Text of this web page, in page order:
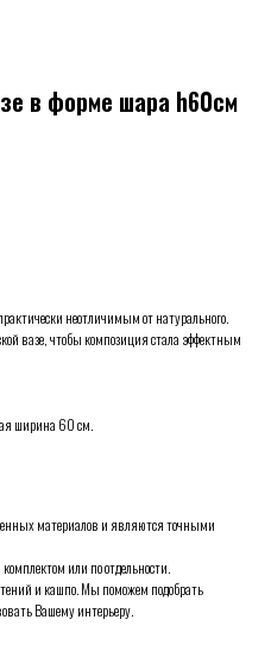
в форме шара h60см
неотличимым от натурального.
вазе, чтобы композиция стала эффектным
ширина 60 см.
материалов и являются точными
или по отдельности.
и кашпо. Мы поможем подобрать
Вашему интерьеру.